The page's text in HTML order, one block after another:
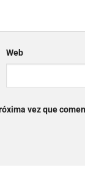
Web
vez que